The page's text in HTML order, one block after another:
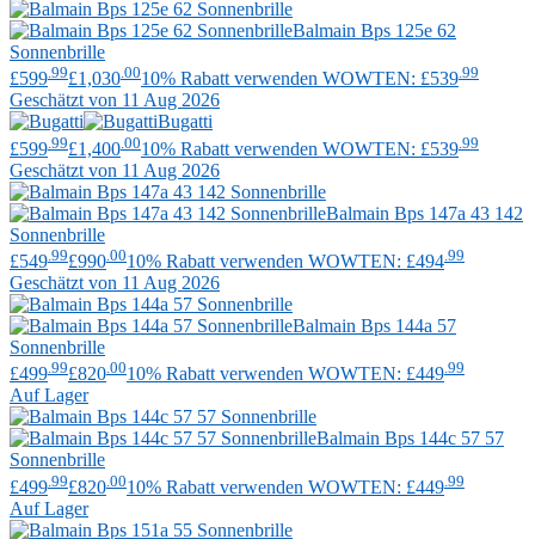
Balmain Bps 125e 62
Sonnenbrille
£599.99£1,030.0010% Rabatt verwenden WOWTEN: £539.99
Geschätzt von 11 Aug 2026
Bugatti
£599 .99£1,400 .0010% Rabatt verwenden WOWTEN: £539 .99
Geschätzt von 11 Aug 2026
Balmain Bps 147a 43 142
Sonnenbrille
£549 .99£990 .0010% Rabatt verwenden WOWTEN: £494 .99
Geschätzt von 11 Aug 2026
Balmain Bps 144a 57
Sonnenbrille
£499.99£820.0010% Rabatt verwenden WOWTEN: £449.99
Auf Lager
Balmain Bps 144c 57 57
Sonnenbrille
£499 .99£820 .0010% Rabatt verwenden WOWTEN: £449 .99
Auf Lager